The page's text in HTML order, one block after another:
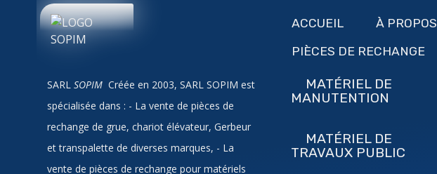
SARLSOPIM Créée en 2003, SARL SOPIM est
spécialisée dans : - La vente de pièces de
rechange de grue, chariot élévateur, Gerbeur
et transpalette de diverses marques, - La
vente de pièces de rechange pour matériels
ACCUEIL
À PROPOS
PIÈCES DE RECHANGE
MATÉRIEL DE
MANUTENTION
MATÉRIEL DE
TRAVAUX PUBLIC